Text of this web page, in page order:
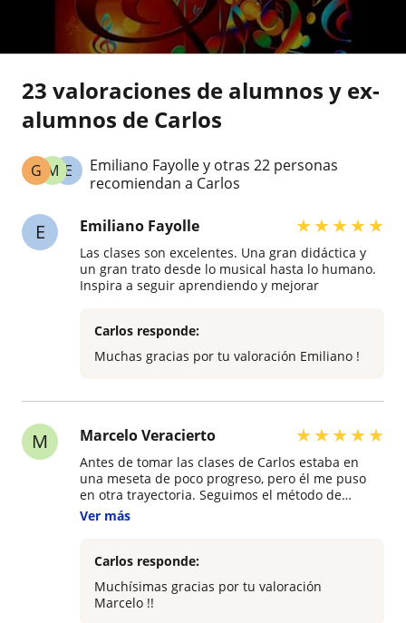
23 valoraciones de alumnos y ex-
alumnos de Carlos
E
M
G
Emiliano Fayolle y otras 22 personas
recomiendan a Carlos
E Emiliano Fayolle ★★★★★
Las clases son excelentes. Una gran didáctica y
un gran trato desde lo musical hasta lo humano.
Inspira a seguir aprendiendo y mejorar
Carlos responde:
Muchas gracias por tu valoración Emiliano !
M Marcelo Veracierto ★★★★★
Antes de tomar las clases de Carlos estaba en
una meseta de poco progreso, pero él me puso
en otra trayectoria. Seguimos el método de
William Leavitt para la guitarra eléctrica, que esta
métodos tradicionales para la guitarra clásica).
Dado que el énfasis del método es sight-reading,
Carlos lo complementaba con armonía y estudios
Ver más
Carlos responde:
Muchísimas gracias por tu valoración
Marcelo !!